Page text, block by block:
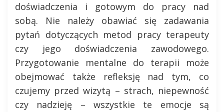
doświadczenia i gotowym do pracy nad
sobą. Nie należy obawiać się zadawania
pytań dotyczących metod pracy terapeuty
czy jego doświadczenia zawodowego.
Przygotowanie mentalne do terapii może
obejmować także refleksję nad tym, co
czujemy przed wizytą – strach, niepewność
czy nadzieję – wszystkie te emocje są